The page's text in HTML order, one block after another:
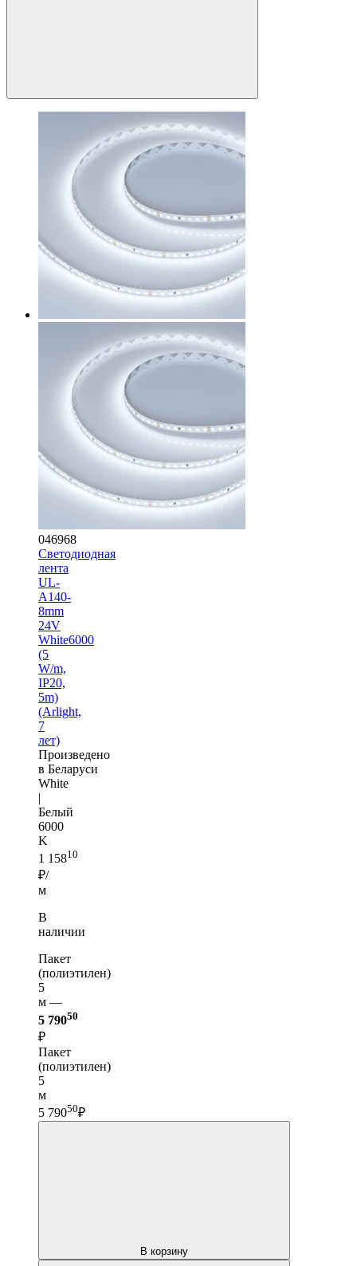
046968
Светодиодная
лента
UL-
A140-
8mm
24V
White6000
(5
W/m,
IP20,
5m)
(Arlight,
7
лет)
Произведено
в Беларуси
White
|
Белый
6000
K
1 15810
₽/
м
В
наличии
Пакет
(полиэтилен)
5
м —
5 79050
₽
Пакет
(полиэтилен)
5
м
5 79050₽
В корзину